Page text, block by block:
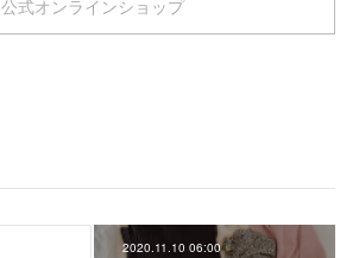
公式オンラインショップ
2020.11.10 06:00